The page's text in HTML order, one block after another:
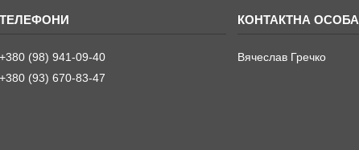
+380 (98) 941-09-40
+380 (93) 670-83-47
Вячеслав Гречко